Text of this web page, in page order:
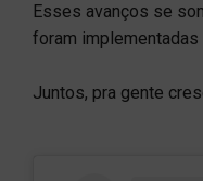
Esses avanços se
foram
Juntos, pra gente